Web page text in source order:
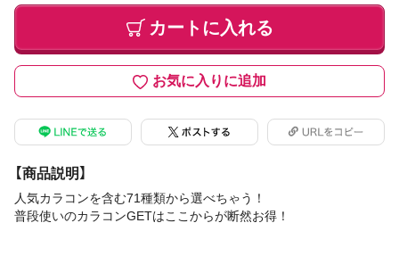
カートに入れる
お気に入りに追加
【商品説明】
人気カラコンを含む71種類から選べちゃう！
普段使いのカラコンGETはここからが断然お得！